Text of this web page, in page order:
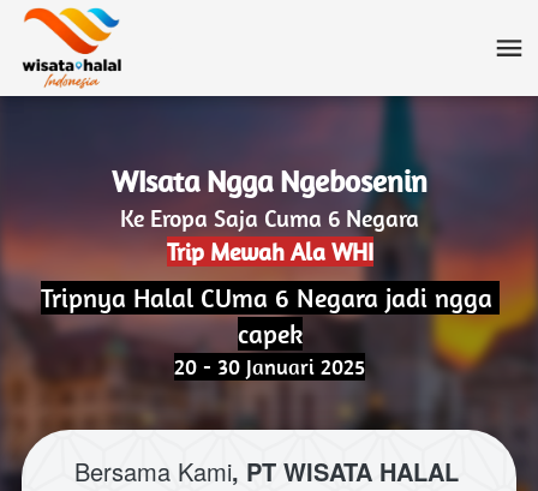
WIsata Ngga Ngebosenin
Ke Eropa Saja Cuma 6 Negara
Trip Mewah Ala WHI
Tripnya Halal CUma 6 Negara jadi ngga
capek
20 - 30 Januari 2025
Bersama Kami, PT WISATA HALAL